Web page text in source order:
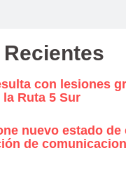
con lesiones
Ruta 5 Sur
nuevo estado de
de